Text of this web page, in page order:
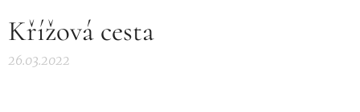
Křížová cesta
26.03.2022